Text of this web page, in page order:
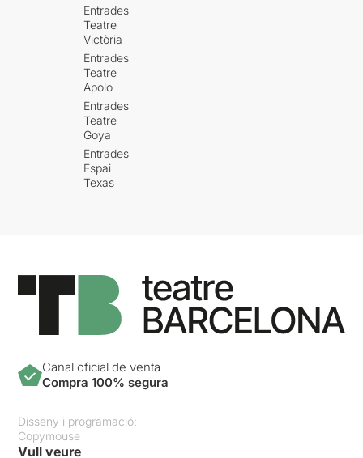
Entrades
Teatre
Victòria
Entrades
Teatre
Apolo
Entrades
Teatre
Goya
Entrades
Espai
Texas
Canal oficial de venta
Compra 100% segura
Disseny i programació:
Copymouse
Vull veure